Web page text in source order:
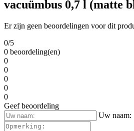
vacuümbus 0,7 l (matte
Er zijn geen beoordelingen voor dit
0/5
0 beoordeling(en)
0
0
0
0
0
Geef beoordeling
Uw naam: